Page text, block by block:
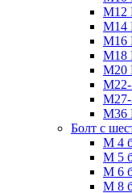
М12
М14
М16
М18
М20
М22-
М27-
М36
Болт с
М 4
М 5
М 6
М 8